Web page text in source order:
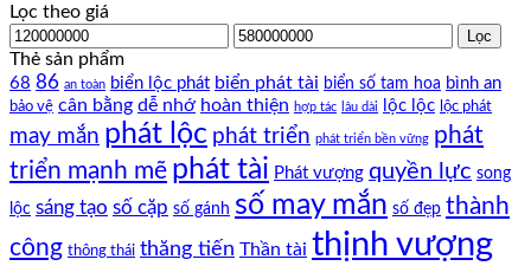
Lọc theo giá
Giá
thấp
nhất
Giá
nhất
Lọc
Thẻ sản phẩm
68 86 an toàn biển lộc phát biển phát tài biển số tam hoa bình an
bảo vệ cân bằng dễ nhớ hoàn thiện hợp tác lâu dài lộc lộc lộc phát
may mắn phát lộc phát triển phát triển bền vững phát
triển mạnh mẽ phát tài Phát vượng quyền lực song
lộc sáng tạo số cặp số gánh số may mắn số đẹp thành
công thông thái thăng tiến Thần tài thịnh vượng